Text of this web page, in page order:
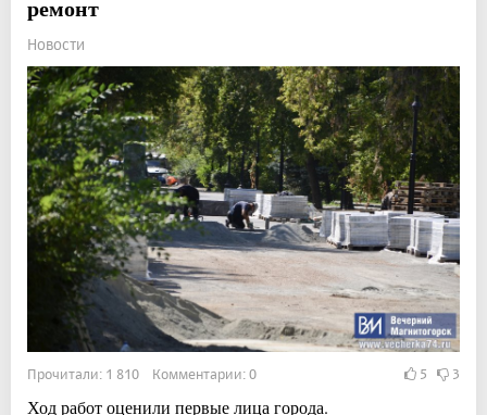
ремонт
Новости
Прочитали: 1 810 Комментарии: 0 5 3
Ход работ оценили первые лица города.